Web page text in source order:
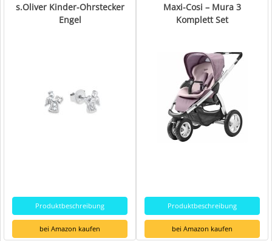
s.Oliver Kinder-Ohrstecker
Engel
Produktbeschreibung
bei Amazon kaufen
Maxi-Cosi – Mura 3
Komplett Set
Produktbeschreibung
bei Amazon kaufen